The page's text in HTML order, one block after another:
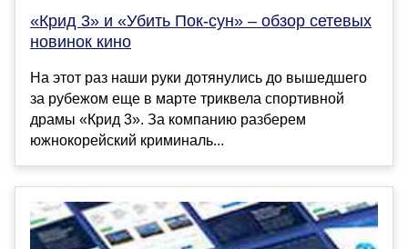
«Крид 3» и «Убить Пок-сун» – обзор сетевых
новинок кино
На этот раз наши руки дотянулись до вышедшего
за рубежом еще в марте триквела спортивной
драмы «Крид 3». За компанию разберем
южнокорейский криминаль...